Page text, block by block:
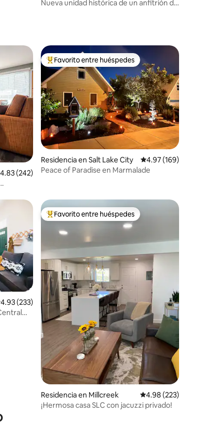
Nueva unidad histórica de un anfitrión de
promedio: 4.83 de 5; 242 evaluaciones
4.83 (242)
De los mejores en Favorito entre huéspedes
Favorito entre huéspedes
Residencia en Salt Lake City Calificación promedio:
4.97 (169)
Peace of Paradise en Marmalade
promedio: 4.93 de 5; 233 evaluaciones
4.93 (233)
De los mejores en Favorito entre huéspedes
Favorito entre huéspedes
Residencia en Millcreek Calificación promedio:
4.98 (223)
¡Hermosa casa SLC con jacuzzi privado!